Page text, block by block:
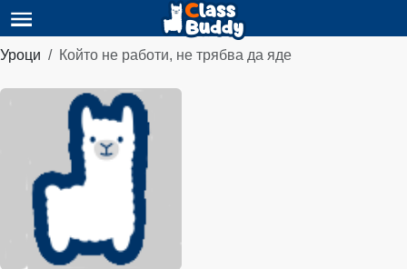
Уроци Който не работи, не трябва да яде